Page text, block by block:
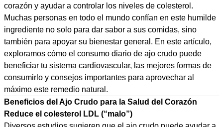
corazón y ayudar a controlar los niveles de colesterol.
Muchas personas en todo el mundo confían en este humilde
ingrediente no solo para dar sabor a sus comidas, sino
también para apoyar su bienestar general. En este artículo,
exploramos cómo el consumo diario de ajo crudo puede
beneficiar tu sistema cardiovascular, las mejores formas de
consumirlo y consejos importantes para aprovechar al
máximo este remedio natural.
Beneficios del Ajo Crudo para la Salud del Corazón
Reduce el colesterol LDL (“malo”)